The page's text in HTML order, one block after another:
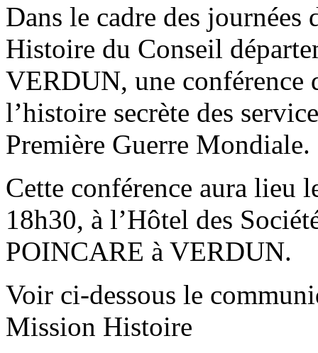
Dans le cadre des
Histoire du Conseil
VERDUN, une conférence
l’histoire secrète des
Première Guerre Mondiale.
Cette conférence aura lieu
18h30, à l’Hôtel des
POINCARE à VERDUN.
Voir ci-dessous le
Mission Histoire